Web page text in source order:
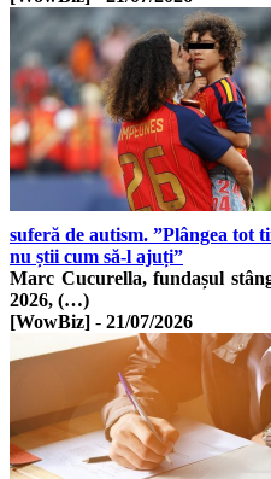
suferă de autism. ”Plângea tot
nu știi cum să-l ajuți”
Marc Cucurella, fundașul
2026, (…)
[WowBiz] - 21/07/2026